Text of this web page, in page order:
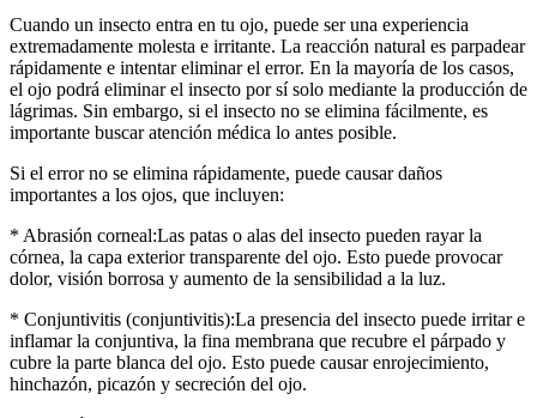
Cuando un insecto entra en tu ojo, puede ser una experiencia
extremadamente molesta e irritante. La reacción natural es parpadear
rápidamente e intentar eliminar el error. En la mayoría de los casos,
el ojo podrá eliminar el insecto por sí solo mediante la producción de
lágrimas. Sin embargo, si el insecto no se elimina fácilmente, es
importante buscar atención médica lo antes posible.
Si el error no se elimina rápidamente, puede causar daños
importantes a los ojos, que incluyen:
* Abrasión corneal:Las patas o alas del insecto pueden rayar la
córnea, la capa exterior transparente del ojo. Esto puede provocar
dolor, visión borrosa y aumento de la sensibilidad a la luz.
* Conjuntivitis (conjuntivitis):La presencia del insecto puede irritar e
inflamar la conjuntiva, la fina membrana que recubre el párpado y
cubre la parte blanca del ojo. Esto puede causar enrojecimiento,
hinchazón, picazón y secreción del ojo.